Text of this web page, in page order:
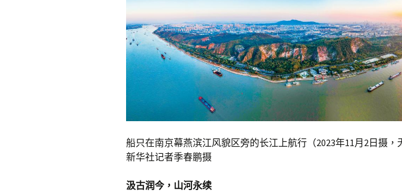
船只在南京幕燕滨江风貌区旁的长江上航行（2023年11月2日摄，
新华社记者季春鹏摄
汲古润今，山河永续